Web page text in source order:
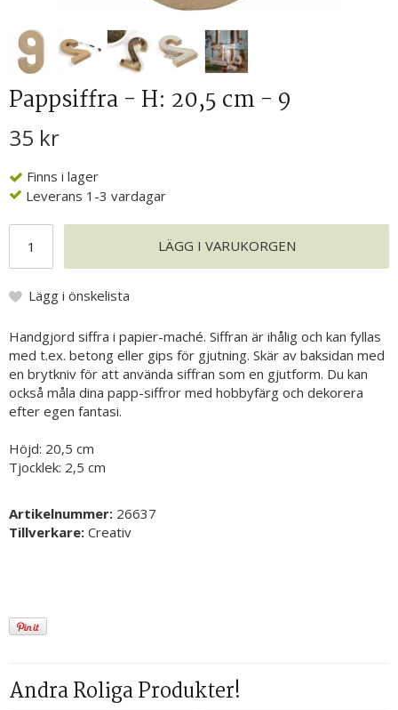
Pappsiffra - H: 20,5 cm - 9
35 kr
Finns i lager
Leverans 1-3 vardagar
LÄGG I VARUKORGEN
Lägg i önskelista
Handgjord siffra i papier-maché. Siffran är ihålig och kan fyllas
med t.ex. betong eller gips för gjutning. Skär av baksidan med
en brytkniv för att använda siffran som en gjutform. Du kan
också måla dina papp-siffror med hobbyfärg och dekorera
efter egen fantasi.
Höjd: 20,5 cm
Tjocklek: 2,5 cm
Artikelnummer: 26637
Tillverkare: Creativ
Andra Roliga Produkter!